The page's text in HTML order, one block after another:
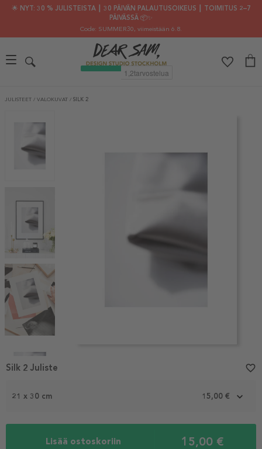
🌟 NYT: 30 % JULISTEISTA ┃ 30 PÄIVÄN PALAUTUSOIKEUS ┃ TOIMITUS 2–7
PÄIVÄSSÄ 📦✨
Code: SUMMER30, viimeistään 6.8.
JULISTEET / VALOKUVAT / SILK 2
1
21 x 30 cm 15,00 €
Lisää ostoskoriin 15,00 €
Silk 2 Juliste favorite_border